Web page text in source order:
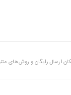
ارسال رایگان و روش‌های